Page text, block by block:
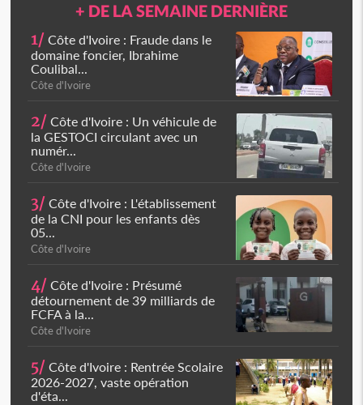
+ DE LA SEMAINE DERNIÈRE
1/ Côte d'Ivoire : Fraude dans le
domaine foncier, Ibrahime
Coulibal...
Côte d'Ivoire
2/ Côte d'Ivoire : Un véhicule de
la GESTOCI circulant avec un
numér...
Côte d'Ivoire
3/ Côte d'Ivoire : L'établissement
de la CNI pour les enfants dès
05...
Côte d'Ivoire
4/ Côte d'Ivoire : Présumé
détournement de 39 milliards de
FCFA à la...
Côte d'Ivoire
5/ Côte d'Ivoire : Rentrée Scolaire
2026-2027, vaste opération
d'éta...